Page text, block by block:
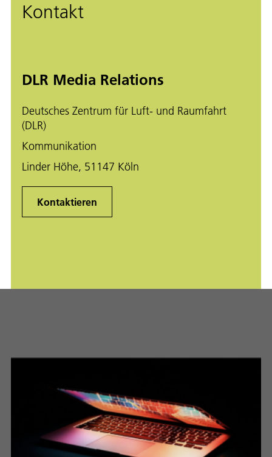
Kontakt
DLR Media Relations
Deutsches Zentrum für Luft- und Raumfahrt
(DLR)
Kommunikation
Linder Höhe, 51147 Köln
Kontaktieren